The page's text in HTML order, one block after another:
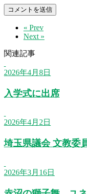
« Prev
Next »
関連記事
2026年4月8日
入学式に出席
2026年4月2日
埼玉県議会 文教委
2026年3月16日